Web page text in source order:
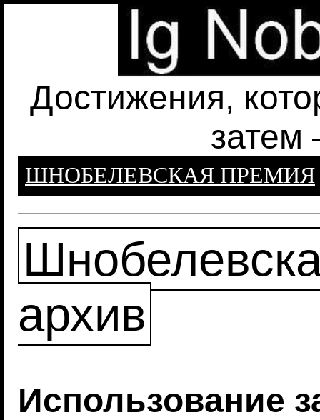
Достижения,
затем
ШНОБЕЛЕВСКАЯ ПРЕМИЯ
архив
Использование